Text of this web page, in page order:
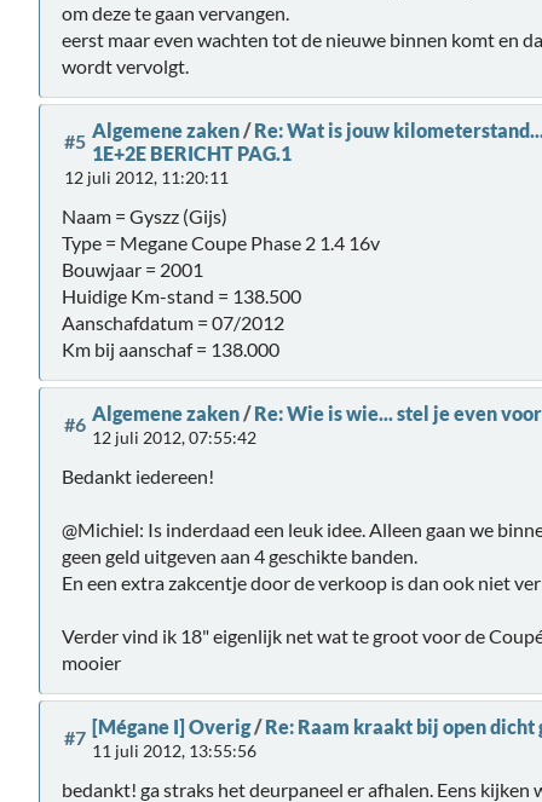
om deze te gaan vervangen.
eerst maar even wachten tot de nieuwe binnen komt en
wordt vervolgt.
#5 Algemene zaken/Re: Wat is jouw
1E+2E BERICHT PAG.1
12 juli 2012, 11:20:11
Naam = Gyszz (Gijs)
Type = Megane Coupe Phase 2 1.4 16v
Bouwjaar = 2001
Huidige Km-stand = 138.500
Aanschafdatum = 07/2012
Km bij aanschaf = 138.000
#6 Algemene zaken/Re: Wie is wie... stel je even voor
12 juli 2012, 07:55:42
Bedankt iedereen!
@Michiel: Is inderdaad een leuk idee. Alleen gaan we
geen geld uitgeven aan 4 geschikte banden.
En een extra zakcentje door de verkoop is dan ook niet
Verder vind ik 18" eigenlijk net wat te groot voor de
mooier
#7 [Mégane I] Overig/Re: Raam kraakt bij open dicht
11 juli 2012, 13:55:56
bedankt! ga straks het deurpaneel er afhalen. Eens kijken